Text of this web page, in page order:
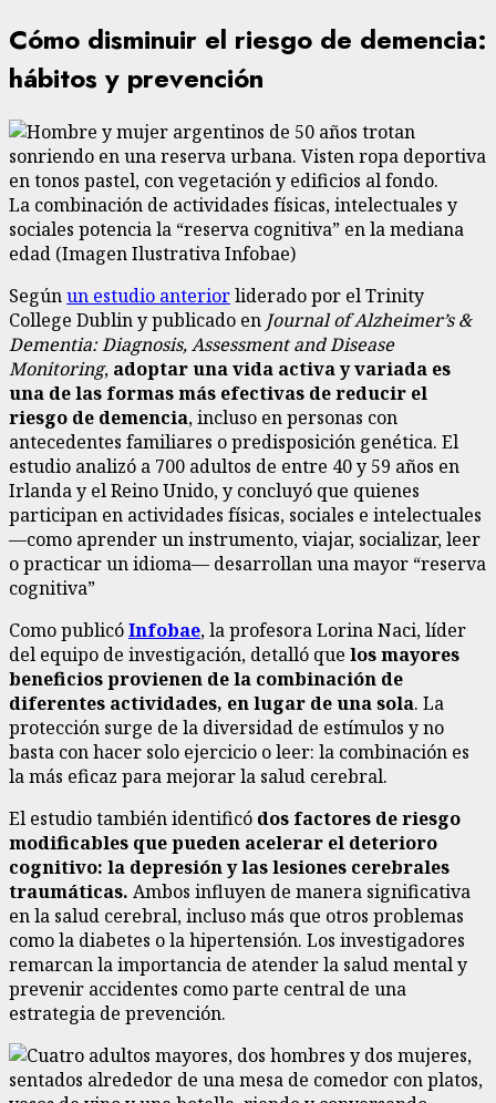
Cómo disminuir el riesgo de demencia:
hábitos y prevención
La combinación de actividades físicas, intelectuales y
sociales potencia la “reserva cognitiva” en la mediana
edad (Imagen Ilustrativa Infobae)
Segúnun estudio anteriorliderado por el Trinity
College Dublin y publicado en Journal of Alzheimer’s &
Dementia: Diagnosis, Assessment and Disease
Monitoring, adoptar una vida activa y variada es
una de las formas más efectivas de reducir el
riesgo de demencia, incluso en personas con
antecedentes familiares o predisposición genética. El
estudio analizó a 700 adultos de entre 40 y 59 años en
Irlanda y el Reino Unido, y concluyó que quienes
participan en actividades físicas, sociales e intelectuales
—como aprender un instrumento, viajar, socializar, leer
o practicar un idioma— desarrollan una mayor “reserva
cognitiva”
Como publicóInfobae, la profesora Lorina Naci, líder
del equipo de investigación, detalló que los mayores
beneficios provienen de la combinación de
diferentes actividades, en lugar de una sola. La
protección surge de la diversidad de estímulos y no
basta con hacer solo ejercicio o leer: la combinación es
la más eficaz para mejorar la salud cerebral.
El estudio también identificó dos factores de riesgo
modificables que pueden acelerar el deterioro
cognitivo: la depresión y las lesiones cerebrales
traumáticas. Ambos influyen de manera significativa
en la salud cerebral, incluso más que otros problemas
como la diabetes o la hipertensión. Los investigadores
remarcan la importancia de atender la salud mental y
prevenir accidentes como parte central de una
estrategia de prevención.